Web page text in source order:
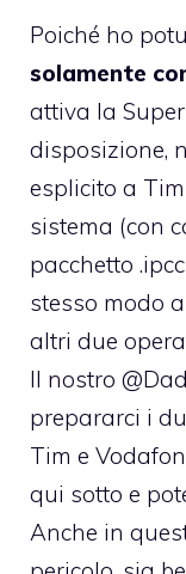
Poiché ho
solamente
attiva la
disposizione,
esplicito a
sistema (con
pacchetto
stesso modo
altri due
Il nostro
prepararci i
Tim e
qui sotto e
Anche in